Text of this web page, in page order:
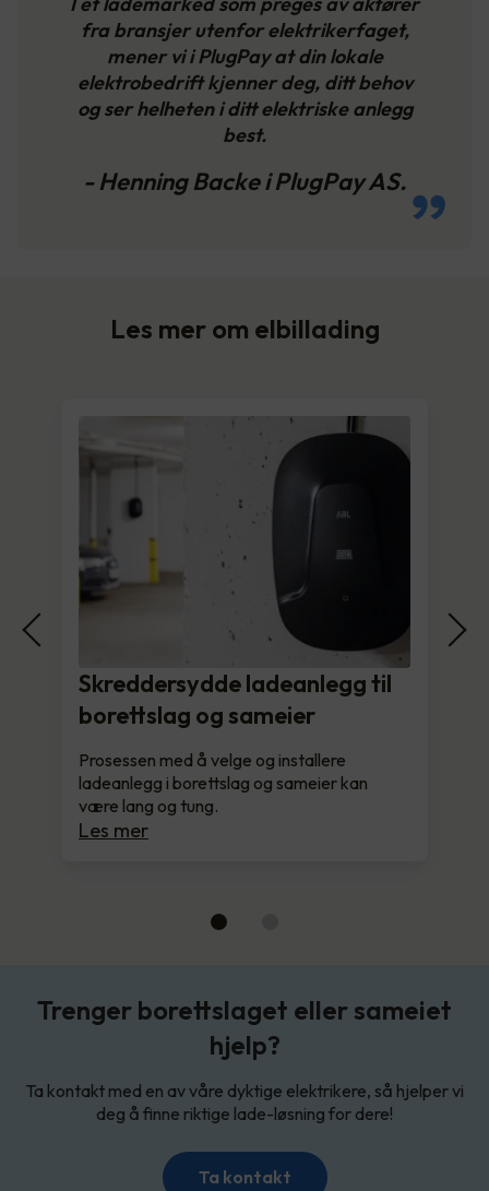
fra bransjer utenfor elektrikerfaget,
mener vi i PlugPay at din lokale
elektrobedrift kjenner deg, ditt behov
og ser helheten i ditt elektriske anlegg
best.
- Henning Backe i PlugPay AS.
Les mer om elbillading
Skreddersydde ladeanlegg til
borettslag og sameier
Prosessen med å velge og installere
ladeanlegg i borettslag og sameier kan
være lang og tung.
Les mer
Trenger borettslaget eller sameiet
hjelp?
Ta kontakt med en av våre dyktige elektrikere, så hjelper vi
deg å finne riktige lade-løsning for dere!
Ta kontakt